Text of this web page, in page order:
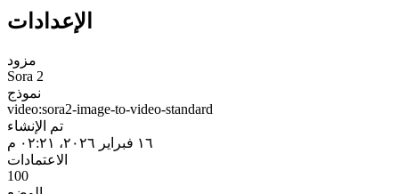
الإعدادات
مزود
Sora 2
نموذج
video:sora2-image-to-video-standard
تم الإنشاء
١٦ فبراير ٢٠٢٦، ٠٢:٢١ م
الاعتمادات
100